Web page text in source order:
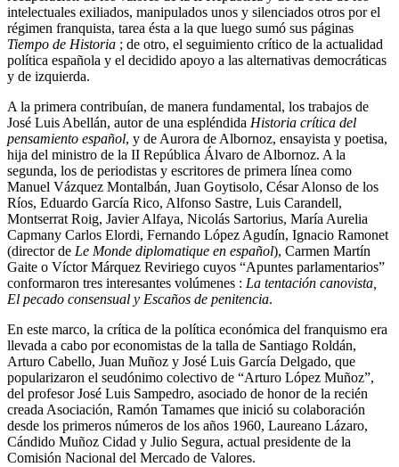
intelectuales exiliados, manipulados unos y silenciados otros por el
régimen franquista, tarea ésta a la que luego sumó sus páginas
Tiempo de Historia ; de otro, el seguimiento crítico de la actualidad
política española y el decidido apoyo a las alternativas democráticas
y de izquierda.
A la primera contribuían, de manera fundamental, los trabajos de
José Luis Abellán, autor de una espléndida Historia crítica del
pensamiento español, y de Aurora de Albornoz, ensayista y poetisa,
hija del ministro de la II República Álvaro de Albornoz. A la
segunda, los de periodistas y escritores de primera línea como
Manuel Vázquez Montalbán, Juan Goytisolo, César Alonso de los
Ríos, Eduardo García Rico, Alfonso Sastre, Luis Carandell,
Montserrat Roig, Javier Alfaya, Nicolás Sartorius, María Aurelia
Capmany Carlos Elordi, Fernando López Agudín, Ignacio Ramonet
(director de Le Monde diplomatique en español), Carmen Martín
Gaite o Víctor Márquez Reviriego cuyos “Apuntes parlamentarios”
conformaron tres interesantes volúmenes : La tentación canovista,
El pecado consensual y Escaños de penitencia.
En este marco, la crítica de la política económica del franquismo era
llevada a cabo por economistas de la talla de Santiago Roldán,
Arturo Cabello, Juan Muñoz y José Luis García Delgado, que
popularizaron el seudónimo colectivo de “Arturo López Muñoz”,
del profesor José Luis Sampedro, asociado de honor de la recién
creada Asociación, Ramón Tamames que inició su colaboración
desde los primeros números de los años 1960, Laureano Lázaro,
Cándido Muñoz Cidad y Julio Segura, actual presidente de la
Comisión Nacional del Mercado de Valores.